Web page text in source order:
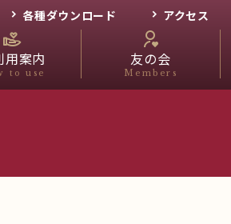
各種ダウンロード アクセス
用案内
to use
友の会
Members